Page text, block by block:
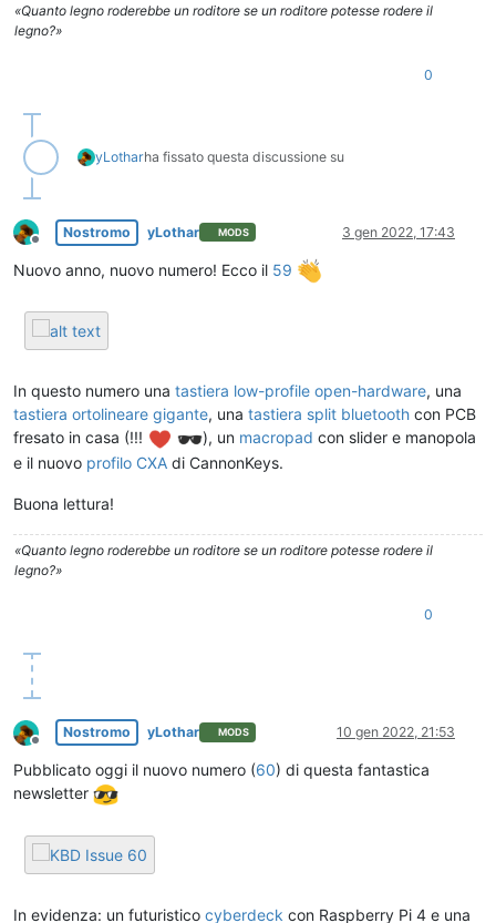
«Quanto legno roderebbe un roditore se un roditore potesse rodere il
legno?»
0
yLotharha fissato questa discussione su
Non in linea
Nostromo yLothar MODS 3 gen 2022, 17:43
Nuovo anno, nuovo numero! Ecco il 59
In questo numero una tastiera low-profile open-hardware, una
tastiera ortolineare gigante, una tastiera split bluetooth con PCB
fresato in casa (!!!
), un macropad con slider e manopola
e il nuovo profilo CXA di CannonKeys.
Buona lettura!
«Quanto legno roderebbe un roditore se un roditore potesse rodere il
legno?»
0
Non in linea
Nostromo yLothar MODS 10 gen 2022, 21:53
Pubblicato oggi il nuovo numero (60) di questa fantastica
newsletter
In evidenza: un futuristico cyberdeck con Raspberry Pi 4 e una